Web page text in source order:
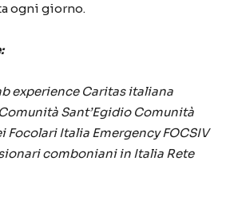
ogni giorno.
experience Caritas italiana
Comunità Sant’Egidio Comunità
Focolari Italia EmergencyFOCSIV
comboniani in Italia Rete